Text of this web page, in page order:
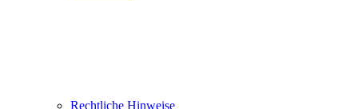
Rechtliche Hinweise